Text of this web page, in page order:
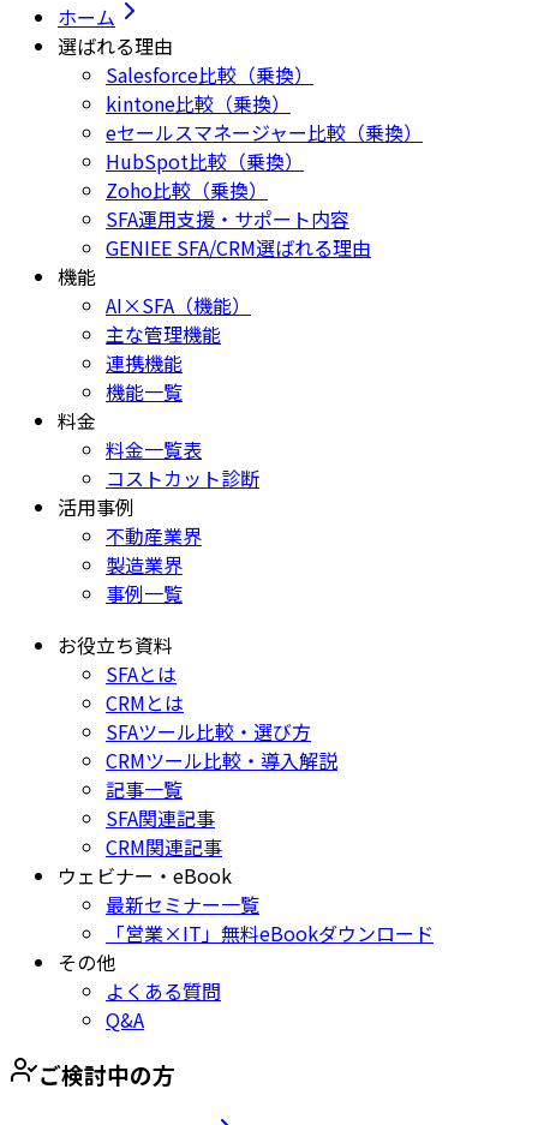
ホーム
選ばれる理由
Salesforce比較（乗換）
kintone比較（乗換）
eセールスマネージャー比較（乗換）
HubSpot比較（乗換）
Zoho比較（乗換）
SFA運用支援・サポート内容
GENIEE SFA/CRM選ばれる理由
機能
AI×SFA（機能）
主な管理機能
連携機能
機能一覧
料金
料金一覧表
コストカット診断
活用事例
不動産業界
製造業界
事例一覧
お役立ち資料
SFAとは
CRMとは
SFAツール比較・選び方
CRMツール比較・導入解説
記事一覧
SFA関連記事
CRM関連記事
ウェビナー・eBook
最新セミナー一覧
「営業×IT」無料eBookダウンロード
その他
よくある質問
Q&A
ご検討中の方